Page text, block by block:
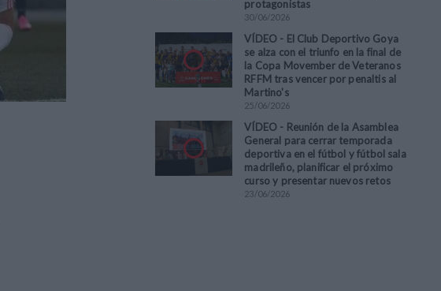
protagonistas
30/06/2026
VÍDEO - El Club Deportivo Goya
se alza con el triunfo en la final de
la Copa Movember de Veteranos
RFFM tras vencer por penaltis al
Martino's
25/06/2026
VÍDEO - Reunión de la Asamblea
General para cerrar temporada
deportiva en el fútbol y fútbol sala
madrileño, planificar el próximo
curso y presentar nuevos retos
23/06/2026